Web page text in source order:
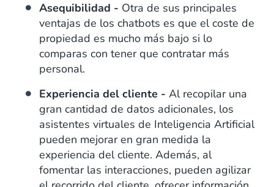
Asequibilidad - Otra de sus principales
ventajas de los chatbots es que el coste de
propiedad es mucho más bajo si lo
comparas con tener que contratar más
personal.
Experiencia del cliente - Al recopilar una
gran cantidad de datos adicionales, los
asistentes virtuales de Inteligencia Artificial
pueden mejorar en gran medida la
experiencia del cliente. Además, al
fomentar las interacciones, pueden agilizar